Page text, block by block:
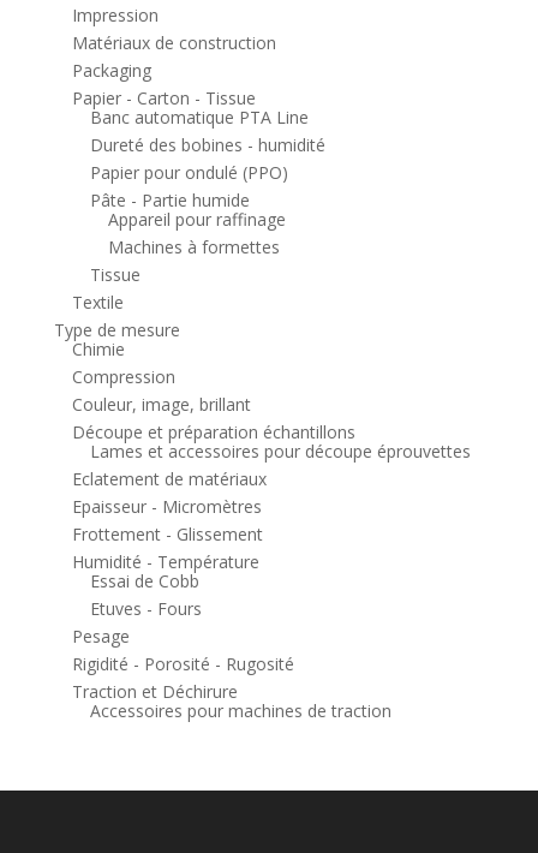
Impression
Matériaux de construction
Packaging
Papier - Carton - Tissue
Banc automatique PTA Line
Dureté des bobines - humidité
Papier pour ondulé (PPO)
Pâte - Partie humide
Appareil pour raffinage
Machines à formettes
Tissue
Textile
Type de mesure
Chimie
Compression
Couleur, image, brillant
Découpe et préparation échantillons
Lames et accessoires pour découpe éprouvettes
Eclatement de matériaux
Epaisseur - Micromètres
Frottement - Glissement
Humidité - Température
Essai de Cobb
Etuves - Fours
Pesage
Rigidité - Porosité - Rugosité
Traction et Déchirure
Accessoires pour machines de traction